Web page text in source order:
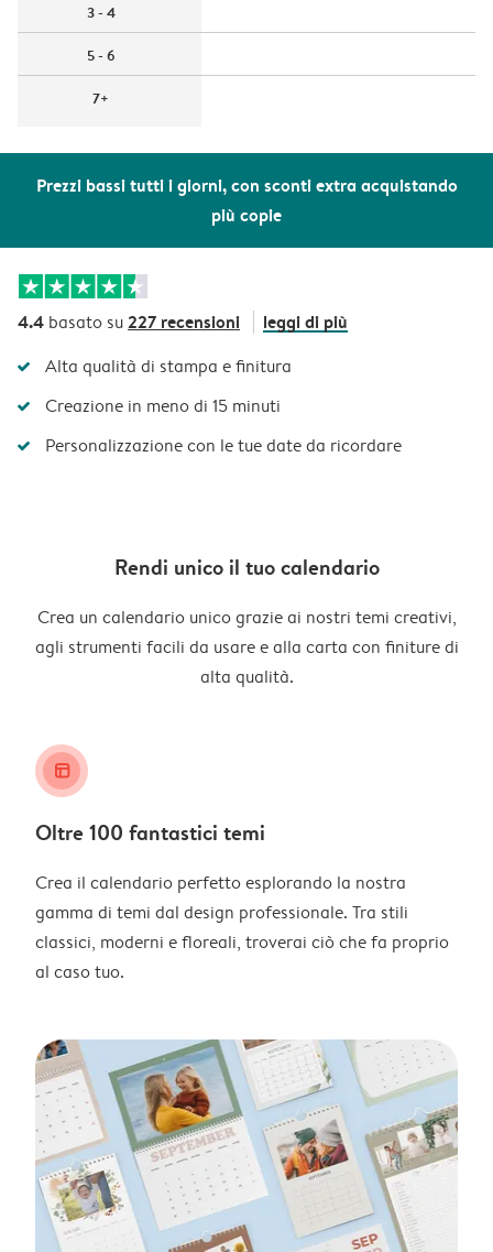
Prezzi bassi tutti i giorni, con sconti extra acquistando
più copie
3 - 4
5 - 6
7+
4.4 basato su227 recensioni leggi di più
Alta qualità di stampa e finitura
Creazione in meno di 15 minuti
Personalizzazione con le tue date da ricordare
Rendi unico il tuo calendario
Crea un calendario unico grazie ai nostri temi creativi,
agli strumenti facili da usare e alla carta con finiture di
alta qualità.
layout_alt
Oltre 100 fantastici temi
Crea il calendario perfetto esplorando la nostra
gamma di temi dal design professionale. Tra stili
classici, moderni e floreali, troverai ciò che fa proprio
al caso tuo.